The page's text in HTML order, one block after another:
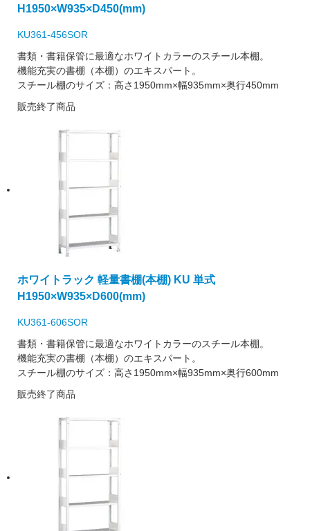
H1950×W935×D450(mm)
KU361-456SOR
書類・書籍保管に最適なホワイトカラーのスチール本棚。
機能充実の書棚（本棚）のエキスパート。
スチール棚のサイズ：高さ1950mm×幅935mm×奥行450mm
販売終了商品
ホワイトラック 軽量書棚(本棚) KU 単式
H1950×W935×D600(mm)
KU361-606SOR
書類・書籍保管に最適なホワイトカラーのスチール本棚。
機能充実の書棚（本棚）のエキスパート。
スチール棚のサイズ：高さ1950mm×幅935mm×奥行600mm
販売終了商品